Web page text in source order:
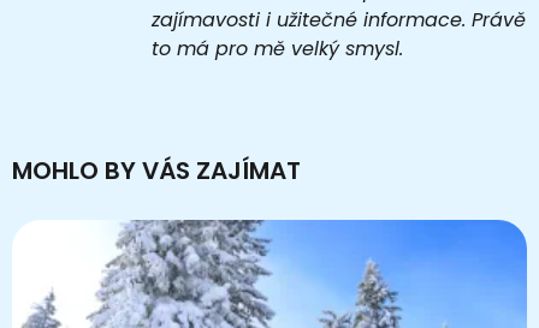
zajímavosti i užitečné informace. Právě
to má pro mě velký smysl.
MOHLO BY VÁS ZAJÍMAT